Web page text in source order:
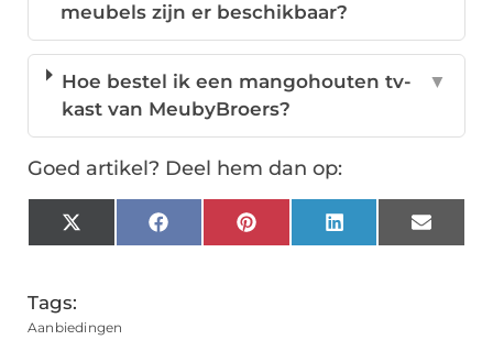
meubels zijn er beschikbaar?
Hoe bestel ik een mangohouten tv-
kast van MeubyBroers?
▼
Goed artikel? Deel hem dan op:
X
(Twitter)
FacebookPinterestLinkedInEmail
Tags:
Aanbiedingen